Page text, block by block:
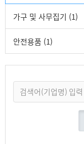
가구 및 사무집기 (1)
안전용품 (1)